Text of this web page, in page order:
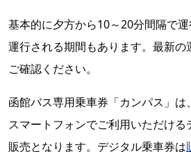
基本的に夕方から10～20分間隔で
運行される期間もあります。最新の
ご確認ください。
函館バス専用乗車券「カンパス」は
スマートフォンでご利用いただける
販売となります。デジタル乗車券は